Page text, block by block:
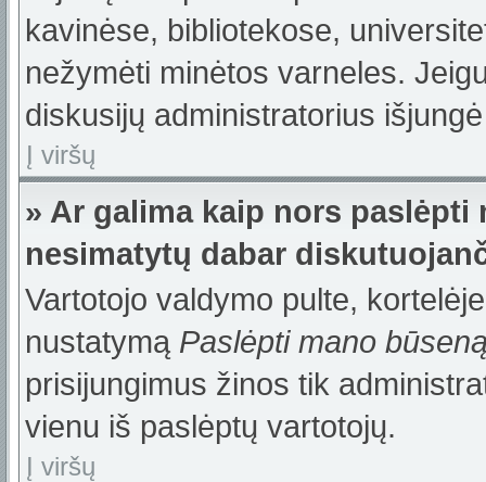
kavinėse, bibliotekose,
nežymėti minėtos varneles.
diskusijų administratorius
Į viršų
» Ar galima kaip nors
nesimatytų dabar
Vartotojo valdymo pulte,
nustatymą Paslėpti mano
prisijungimus žinos tik
vienu iš paslėptų vartotojų.
Į viršų